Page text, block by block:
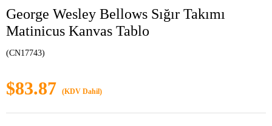
George Wesley Bellows Sığır Takımı
Matinicus Kanvas Tablo
(CN17743)
$83.87 (KDV Dahil)